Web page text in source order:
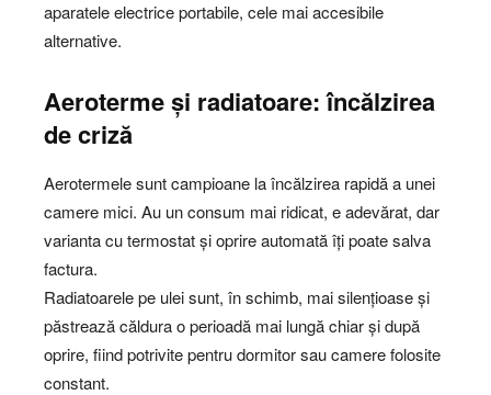
aparatele electrice portabile, cele mai accesibile
alternative.
Aeroterme și radiatoare: încălzirea
de criză
Aerotermele sunt campioane la încălzirea rapidă a unei
camere mici. Au un consum mai ridicat, e adevărat, dar
varianta cu termostat și oprire automată îți poate salva
factura.
Radiatoarele pe ulei sunt, în schimb, mai silențioase și
păstrează căldura o perioadă mai lungă chiar și după
oprire, fiind potrivite pentru dormitor sau camere folosite
constant.